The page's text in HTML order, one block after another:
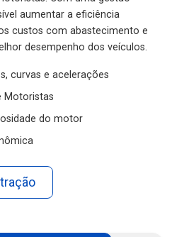
aumentar a eficiência
custos com abastecimento e
desempenho dos veículos.
curvas e acelerações
Motoristas
do motor